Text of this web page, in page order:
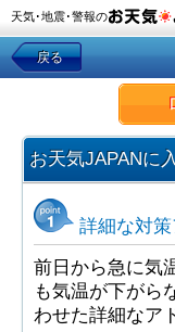
天気･地震･警報の
戻る
お天気JAPANに
詳細な対
前日から急に気
も気温が下がら
わせた詳細なア